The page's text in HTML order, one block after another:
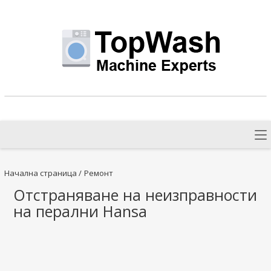
Начална страница / Ремонт
Отстраняване на неизправности
на перални Hansa